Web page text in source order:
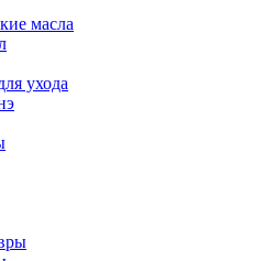
масла
ухода